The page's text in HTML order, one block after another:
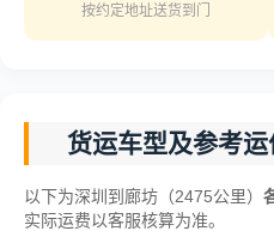
按约定地址送货到门
货运车型及参考运
以下为深圳到廊坊（2475公里）
实际运费以客服核算为准。